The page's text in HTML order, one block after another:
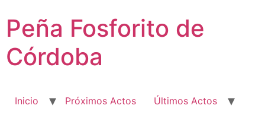
contenido
Peña Fosforito de
Córdoba
Inicio Próximos Actos
Últimos Actos